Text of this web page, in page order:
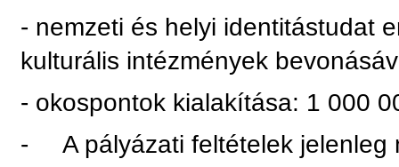
- nemzeti és helyi identitástudat
kulturális intézmények
- okospontok kialakítása: 1 000
- A pályázati feltételek jelenleg